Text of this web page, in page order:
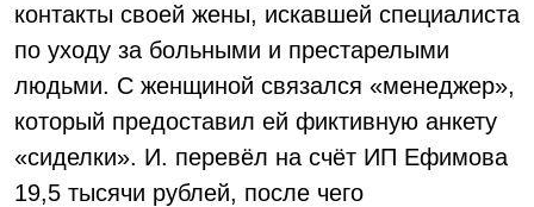
контакты своей жены, искавшей специалиста
по уходу за больными и престарелыми
людьми. С женщиной связался «менеджер»,
который предоставил ей фиктивную анкету
«сиделки». И. перевёл на счёт ИП Ефимова
19,5 тысячи рублей, после чего